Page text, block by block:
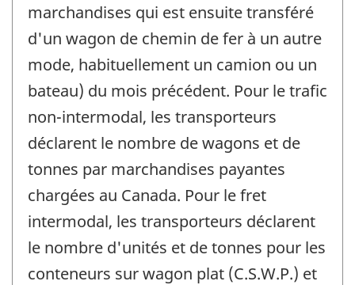
marchandises qui est ensuite transféré
d'un wagon de chemin de fer à un autre
mode, habituellement un camion ou un
bateau) du mois précédent. Pour le trafic
non-intermodal, les transporteurs
déclarent le nombre de wagons et de
tonnes par marchandises payantes
chargées au Canada. Pour le fret
intermodal, les transporteurs déclarent
le nombre d'unités et de tonnes pour les
conteneurs sur wagon plat (C.S.W.P.) et